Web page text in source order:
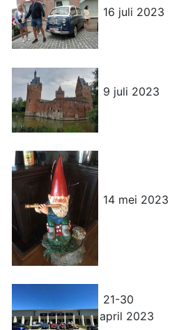
16 juli 2023
9 juli 2023
14 mei 2023
21-30
april 2023